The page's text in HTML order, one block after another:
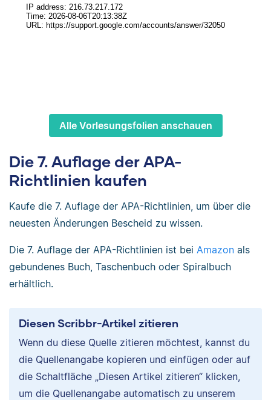
Alle Vorlesungsfolien anschauen
Die 7. Auflage der APA-
Richtlinien kaufen
Kaufe die 7. Auflage der APA-Richtlinien, um über die
neuesten Änderungen Bescheid zu wissen.
Die 7. Auflage der APA-Richtlinien ist bei Amazon als
gebundenes Buch, Taschenbuch oder Spiralbuch
erhältlich.
Diesen Scribbr-Artikel zitieren
Wenn du diese Quelle zitieren möchtest, kannst du
die Quellenangabe kopieren und einfügen oder auf
die Schaltfläche „Diesen Artikel zitieren“ klicken,
um die Quellenangabe automatisch zu unserem